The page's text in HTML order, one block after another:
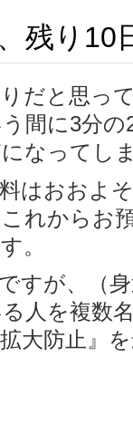
残り10
だと思っ
間に3分の
なってし
はおおよ
これからお
。
すが、（
人を複数
大防止』